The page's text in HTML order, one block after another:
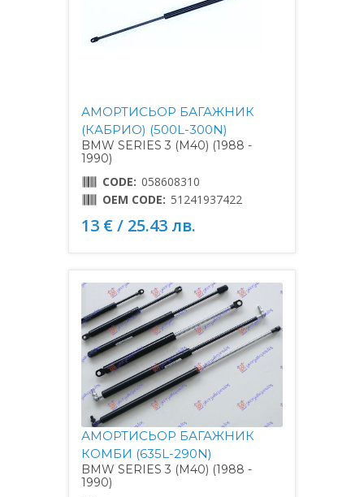
АМОРТИСЬОР БАГАЖНИК
(КАБРИО) (500L-300N)
BMW SERIES 3 (M40) (1988 -
1990)
CODE: 058608310
OEM CODE: 51241937422
13 € / 25.43 лв.
АМОРТИСЬОР БАГАЖНИК
КОМБИ (635L-290N)
BMW SERIES 3 (M40) (1988 -
1990)